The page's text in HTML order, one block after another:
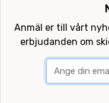
Anmäl er till vårt
erbjudanden om